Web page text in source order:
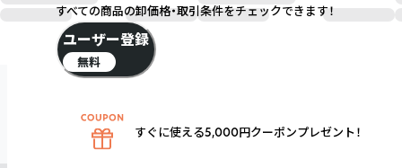
すべての商品の卸価格・取引条件をチェックできます！
ユーザー登録
無料
すぐに使える5,000円クーポンプレゼント！